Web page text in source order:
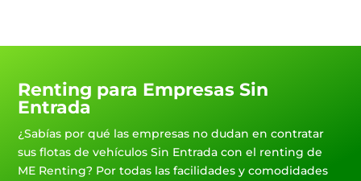
Renting para Empresas Sin
Entrada
¿Sabías por qué las empresas no dudan en contratar
sus flotas de vehículos Sin Entrada con el renting de
ME Renting? Por todas las facilidades y comodidades